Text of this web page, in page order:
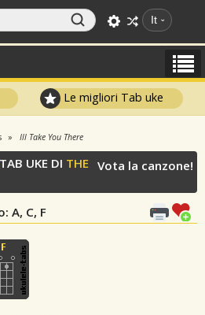
It
Le migliori Tab uke
Ill Take You There
TAB UKE DI THE
: A, C, F
Vota la canzone!